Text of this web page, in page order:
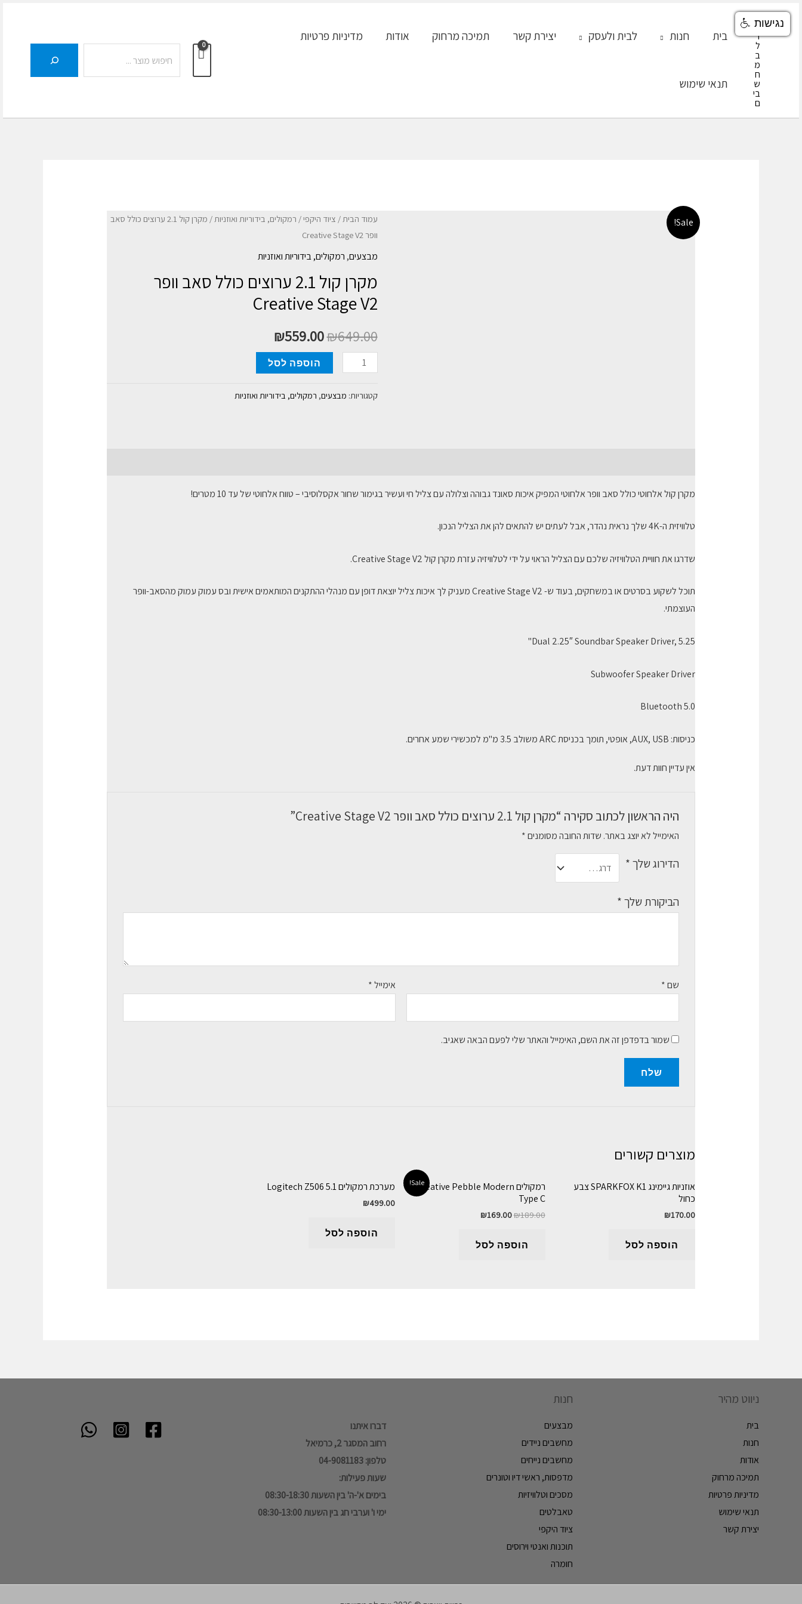
דילוג
בית חנות לבית ולעסק יצירת קשר תמיכה מרחוק אודות מדיניות פרטיות
תנאי שימוש
Sale! עמוד הבית/ ציוד היקפי/ רמקולים, בידוריות ואוזניות
/ מקרן קול 2.1 ערוצים כולל סאב
וופר Creative Stage V2
מבצעים, רמקולים, בידוריות ואוזניות
מקרן קול 2.1 ערוצים כולל סאב וופר
Creative Stage V2
₪649.00
₪559.00
כמות
מקרן
וופר
הוספה לסל
קטגוריות: מבצעים, רמקולים, בידוריות ואוזניות
מקרן קול אלחוטי כולל סאב וופר אלחוטי המפיק איכות סאונד גבוהה וצלולה עם צליל חי ועשיר בגימור שחור אקסלוסיבי – טווח אלחוטי של עד 10 מטרים!
טלוויזית ה-4K שלך נראית נהדר, אבל לעתים יש להתאים להן את הצליל הנכון.
שדרגו את חוויית הטלוויזיה שלכם עם הצליל הראוי על ידי לטלוויזיה עזרת מקרן קול Creative Stage V2.
תוכל לשקוע בסרטים או במשחקים, בעוד ש- Creative Stage V2 מעניק לך איכות צליל יוצאת דופן עם מנהלי ההתקנים המותאמים אישית ובס עמוק עמוק מהסאב-וופר
העוצמתי.
Dual 2.25″ Soundbar Speaker Driver, 5.25"
Subwoofer Speaker Driver
Bluetooth 5.0
כניסות: AUX, USB, אופטי, תומך בכניסת ARC משולב 3.5 מ"מ למכשירי שמע אחרים.
אין עדיין חוות דעת.
היה הראשון לכתוב סקירה “מקרן קול 2.1 ערוצים כולל סאב וופר Creative Stage V2”
האימייל לא יוצג באתר. שדות החובה מסומנים*
הדירוג שלך*
הביקורת שלך*
שם* אימייל*
שמור בדפדפן זה את השם, האימייל והאתר שלי לפעם הבאה שאגיב.
מוצרים קשורים
אוזניות גיימינג SPARKFOX K1 צבע
כחול
₪170.00
הוספה לסל
Sale!
רמקולים Creative Pebble Modern
Type C
₪189.00
₪169.00
הוספה לסל
מערכת רמקולים Logitech Z506 5.1
₪499.00
הוספה לסל
ניווט מהיר
בית
חנות
אודות
תמיכה מרחוק
מדיניות פרטיות
תנאי שימוש
יצירת קשר
חנות
מבצעים
מחשבים ניידים
מחשבים נייחים
מדפסות, ראשי דיו וטונרים
מסכים וטלוויזיות
טאבלטים
ציוד היקפי
תוכנות ואנטי וירוסים
חומרה
דברו איתנו
רחוב המסגר 2, כרמיאל
טלפון: 04-9081183
שעות פעילות:
בימים א'-ה' בין השעות 08:30-18:30
ימי ו' וערבי חג בין השעות 08:30-13:00
נגישות